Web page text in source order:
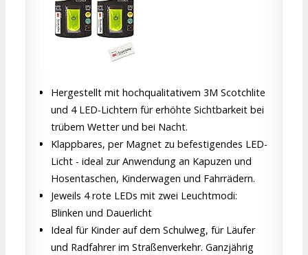
Hergestellt mit hochqualitativem 3M Scotchlite
und 4 LED-Lichtern für erhöhte Sichtbarkeit bei
trübem Wetter und bei Nacht.
Klappbares, per Magnet zu befestigendes LED-
Licht - ideal zur Anwendung an Kapuzen und
Hosentaschen, Kinderwagen und Fahrrädern.
Jeweils 4 rote LEDs mit zwei Leuchtmodi:
Blinken und Dauerlicht
Ideal für Kinder auf dem Schulweg, für Läufer
und Radfahrer im Straßenverkehr. Ganzjährig